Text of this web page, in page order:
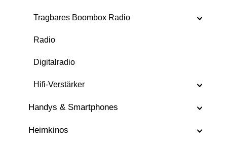
Tragbares Boombox Radio
Radio
Digitalradio
Hifi-Verstärker
Handys & Smartphones
Heimkinos